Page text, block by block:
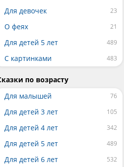
Для девочек
О феях
Для детей 5 лет
С картинками
по возрасту
Для малышей
Для детей 3 лет
Для детей 4 лет
Для детей 5 лет
Для детей 6 лет